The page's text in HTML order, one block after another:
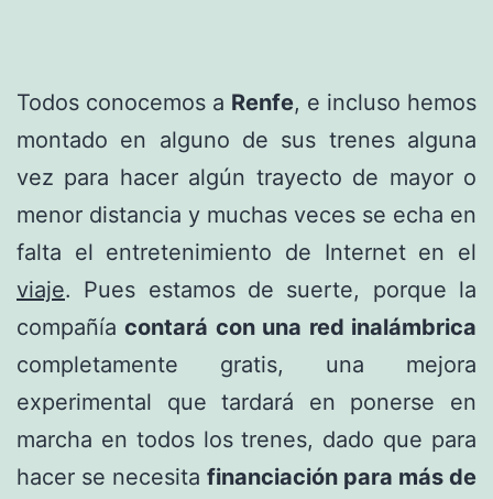
Todos conocemos a Renfe, e incluso hemos
montado en alguno de sus trenes alguna
vez para hacer algún trayecto de mayor o
menor distancia y muchas veces se echa en
falta el entretenimiento de Internet en el
viaje. Pues estamos de suerte, porque la
compañíacontará con una red inalámbrica
completamente gratis, una mejora
experimental que tardará en ponerse en
marcha en todos los trenes, dado que para
hacer se necesita financiación para más de